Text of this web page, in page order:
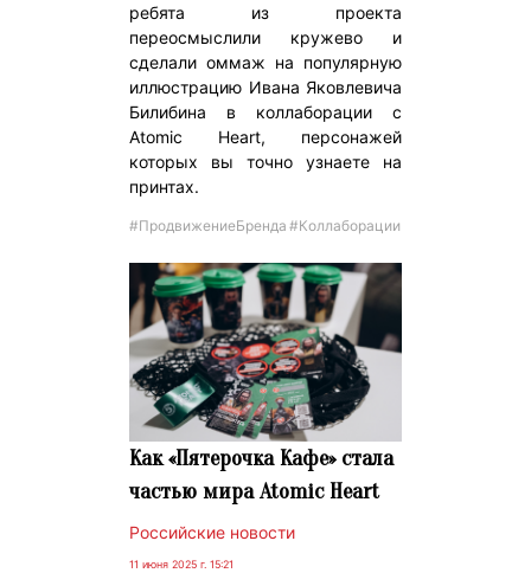
ребята из проекта
переосмыслили кружево и
сделали оммаж на популярную
иллюстрацию Ивана Яковлевича
Билибина в коллаборации с
Atomic Heart, персонажей
которых вы точно узнаете на
принтах.
#ПродвижениеБренда #Коллаборации
Как «Пятерочка Кафе» стала
частью мира Atomic Heart
Российские новости
11 июня 2025 г. 15:21